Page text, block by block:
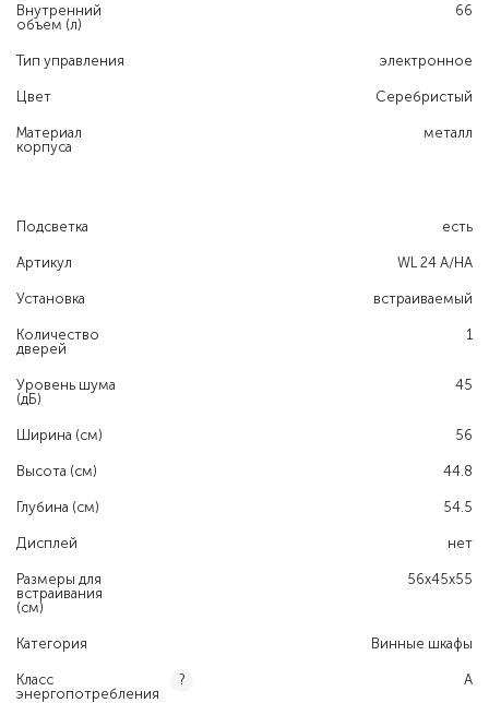
Внутренний
объем (л)
66
Тип управления электронное
Цвет Серебристый
Материал
корпуса
металл
Подсветка есть
Артикул WL 24 A/HA
Установка встраиваемый
Количество
дверей
1
Уровень шума
(дБ)
45
Ширина (см) 56
Высота (см) 44.8
Глубина (см) 54.5
Дисплей нет
Размеры для
встраивания
(см)
56x45x55
Категория Винные шкафы
Класс
энергопотребления
? A